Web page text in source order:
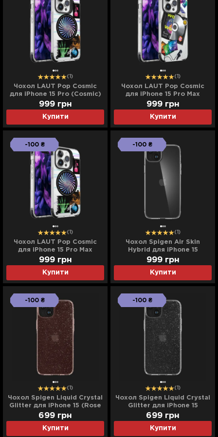
(1)
Чохол LAUT Pop Cosmic
для iPhone 15 Pro (Cosmic)
Купити
999 грн
(1)
Чохол LAUT Pop Cosmic
для iPhone 15 Pro Max
(Retro Мusic)
Купити
999 грн
-100 ₴
(1)
Чохол LAUT Pop Cosmic
для iPhone 15 Pro Max
(Cosmic)
Купити
999 грн
-100 ₴
(1)
Чохол Spigen Air Skin
Hybrid для iPhone 15
(Crystal Clear)
Купити
999 грн
-100 ₴
(1)
Чохол Spigen Liquid Crystal
Glitter для iPhone 15 (Rose
Quartz)
Купити
699 грн
-100 ₴
(1)
Чохол Spigen Liquid Crystal
Glitter для iPhone 15
(Crystal Quartz)
Купити
699 грн